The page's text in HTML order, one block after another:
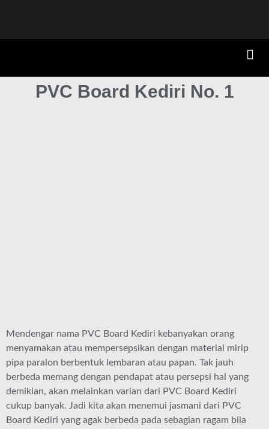
PVC Board Kediri No. 1
Mendengar nama PVC Board Kediri kebanyakan orang
menyamakan atau mempersepsikan dengan material mirip
pipa paralon berbentuk lembaran atau papan. Tak jauh
berbeda memang dengan pendapat atau persepsi hal yang
demikian, akan melainkan varian dari PVC Board Kediri
cukup banyak. Jadi kita akan menemui jasmani dari PVC
Board Kediri yang agak berbeda pada sebagian ragam bila